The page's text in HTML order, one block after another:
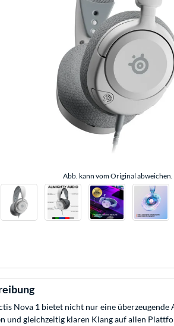
Abb. kann vom Original abweichen.
Nova 1 bietet nicht nur eine
und gleichzeitig klaren Klang auf allen